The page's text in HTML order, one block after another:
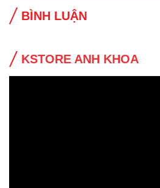
BÌNH LUẬN
KSTORE ANH KHOA